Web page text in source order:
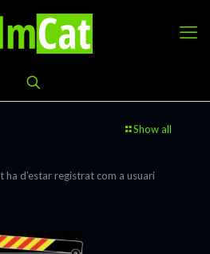
Show all
ha d'estar registrat com a usuari